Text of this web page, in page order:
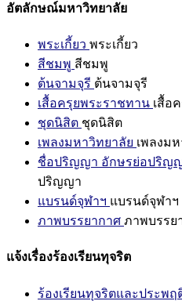
อัตลักษณ์มหาวิทยาลัย
พระเกี้ยว พระเกี้ยว
สีชมพู สีชมพู
ต้นจามจุรี ต้นจามจุรี
เสื้อครุยพระราชทาน เสื้อ
ชุดนิสิต ชุดนิสิต
เพลงมหาวิทยาลัย เพลงม
ชื่อปริญญา อักษรย่อปริญ
ปริญญา
แบรนด์จุฬาฯ แบรนด์จุฬาฯ
ภาพบรรยากาศ ภาพบรรย
แจ้งเรื่องร้องเรียนทุจริต
ร้องเรียนทุจริตและประพ